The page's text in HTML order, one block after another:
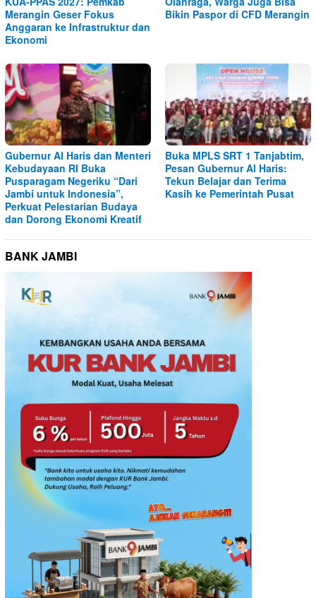
Merangin Geser Fokus
Anggaran ke Infrastruktur dan
Ekonomi
Bikin Paspor di CFD Merangin
Gubernur Al Haris dan Menteri
Kebudayaan RI Buka
Pusparagam Negeriku “Dari
Jambi untuk Indonesia”,
Perkuat Pelestarian Budaya
dan Dorong Ekonomi Kreatif
Buka MPLS SRT 1 Tanjabtim,
Pesan Gubernur Al Haris:
Tekun Belajar dan Terima
Kasih ke Pemerintah Pusat
BANK JAMBI